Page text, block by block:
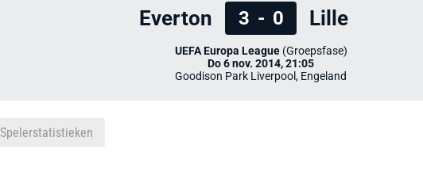
Everton 3 - 0 Lille
UEFA Europa League(Groepsfase)
Do 6 nov. 2014, 21:05
Goodison Park Liverpool, Engeland
Spelerstatistieken